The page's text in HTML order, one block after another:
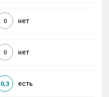
нет
0
нет
0
есть
0,3